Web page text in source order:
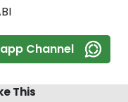
Channel
This